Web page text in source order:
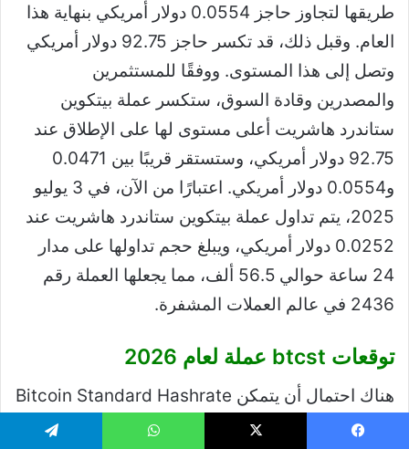
طريقها لتجاوز حاجز 0.0554 دولار أمريكي بنهاية هذا
العام. وقبل ذلك، قد تكسر حاجز 92.75 دولار أمريكي
وتصل إلى هذا المستوى. ووفقًا للمستثمرين
والمصدرين وقادة السوق، ستكسر عملة بيتكوين
ستاندرد هاشريت أعلى مستوى لها على الإطلاق عند
92.75 دولار أمريكي، وستستقر قريبًا بين 0.0471
و0.0554 دولار أمريكي. اعتبارًا من الآن، في 3 يوليو
2025، يتم تداول عملة بيتكوين ستاندرد هاشريت عند
0.0252 دولار أمريكي، ويبلغ حجم تداولها على مدار
24 ساعة حوالي 56.5 ألف، مما يجعلها العملة رقم
2436 في عالم العملات المشفرة.
توقعات btcst عملة لعام 2026
هناك احتمال أن يتمكن Bitcoin Standard Hashrate
Token من اختراق حاجز 0.0641 دولار والاحتفاظ